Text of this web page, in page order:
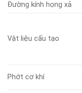
Đường kính họng xả
Vật liệu cấu tạo
Phớt cơ khí